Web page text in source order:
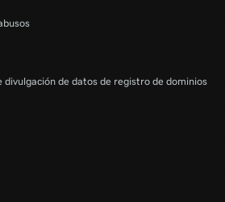
divulgación de datos de registro de dominios